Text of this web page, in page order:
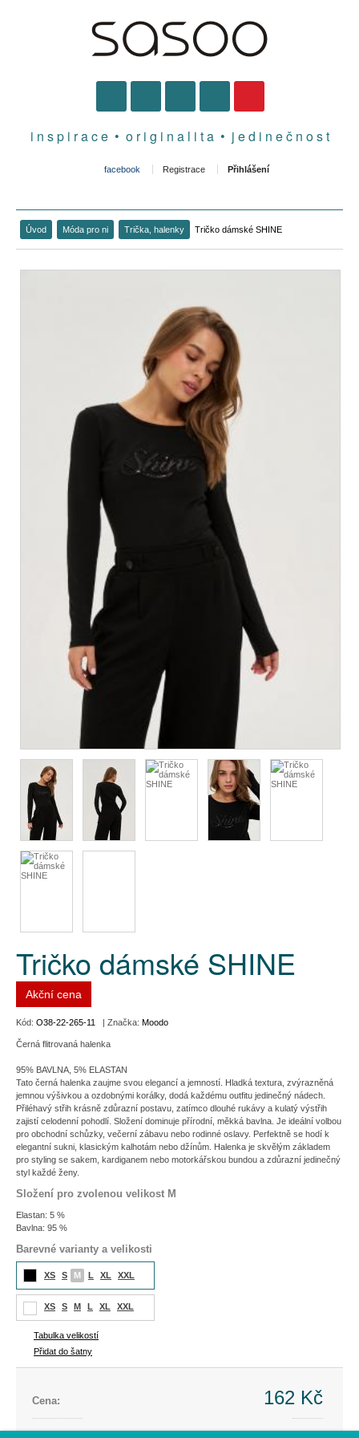
i n s p i r a c e • o r i g i n a l i t a • j e d i n e č n o s t
facebook Registrace Přihlášení
Úvod Móda pro ni Trička, halenky Tričko dámské SHINE
Tričko dámské SHINE
Akční cena
Kód: O38-22-265-11 | Značka: Moodo
Černá flitrovaná halenka
95% BAVLNA, 5% ELASTAN
Tato černá halenka zaujme svou elegancí a jemností. Hladká textura, zvýrazněná
jemnou výšivkou a ozdobnými korálky, dodá každému outfitu jedinečný nádech.
Přiléhavý střih krásně zdůrazní postavu, zatímco dlouhé rukávy a kulatý výstřih
zajistí celodenní pohodlí. Složení dominuje přírodní, měkká bavlna. Je ideální volbou
pro obchodní schůzky, večerní zábavu nebo rodinné oslavy. Perfektně se hodí k
elegantní sukni, klasickým kalhotám nebo džínům. Halenka je skvělým základem
pro styling se sakem, kardiganem nebo motorkářskou bundou a zdůrazní jedinečný
styl každé ženy.
Složení pro zvolenou velikost M
Elastan: 5 %
Bavlna: 95 %
Barevné varianty a velikosti
XS S M L XL XXL
XS S M L XL XXL
Tabulka velikostí
Přidat do šatny
Cena: 162 Kč